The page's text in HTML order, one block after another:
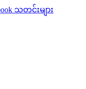
သတင်းများ